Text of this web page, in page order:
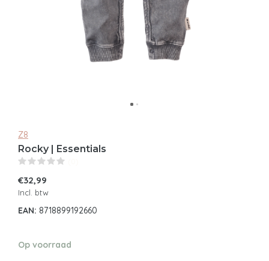
Z8
Rocky | Essentials
€32,99
Incl. btw
EAN: 8718899192660
Op voorraad